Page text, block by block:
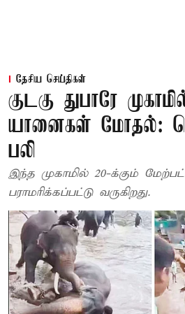
தேசிய செய்திகள்
குடகு துபாரே
யானைகள் மோதல்:
பலி
இந்த முகாமில் 20-க்கும்
பராமரிக்கப்பட்டு வருகிறது.